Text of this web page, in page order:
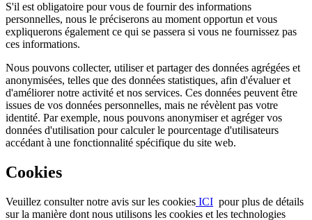
S'il est obligatoire pour vous de fournir des informations
personnelles, nous le préciserons au moment opportun et vous
expliquerons également ce qui se passera si vous ne fournissez pas
ces informations.
Nous pouvons collecter, utiliser et partager des données agrégées et
anonymisées, telles que des données statistiques, afin d'évaluer et
d'améliorer notre activité et nos services. Ces données peuvent être
issues de vos données personnelles, mais ne révèlent pas votre
identité. Par exemple, nous pouvons anonymiser et agréger vos
données d'utilisation pour calculer le pourcentage d'utilisateurs
accédant à une fonctionnalité spécifique du site web.
Cookies
Veuillez consulter notre avis sur les cookies ICI pour plus de détails
sur la manière dont nous utilisons les cookies et les technologies